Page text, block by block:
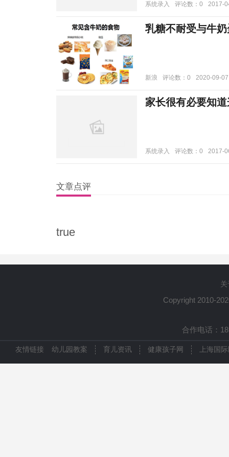
系统录入 评论数：0 2017-
乳糖不耐受与牛
新浪 评论数：0 2020-09-07
家长很有必要知
系统录入 评论数：0 2017-
文章点评
true
Copyright 2010-
合作电话：
友情链接 幼儿园教案 育儿资讯 健康孩子网 上海国